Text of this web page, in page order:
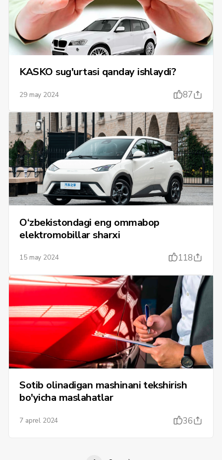
KASKO sug'urtasi qanday ishlaydi?
29 may 2024 87
O‘zbekistondagi eng ommabop
elektromobillar sharxi
15 may 2024 118
Sotib olinadigan mashinani tekshirish
bo'yicha maslahatlar
7 aprel 2024 36